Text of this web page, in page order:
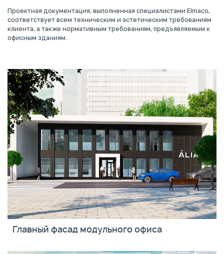
Проектная документация, выполненная специалистами Elmaco,
соответствует всем техническим и эстетическим требованиям
клиента, а также нормативным требованиям, предъявляемым к
офисным зданиям.
Главный фасад модульного офиса